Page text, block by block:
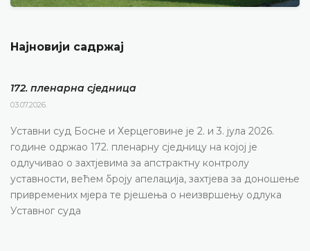
Најновији садржај
172. пленарна сједницa
03.07.2026.
Уставни суд Босне и Херцеговине је 2. и 3. јула 2026.
године одржао 172. пленарну сједницу на којој је
одлучивао о захтјевима за апстрактну контролу
уставности, већем броју апелација, захтјева за доношење
привремених мјера те рјешења о неизвршењу одлука
Уставног суда